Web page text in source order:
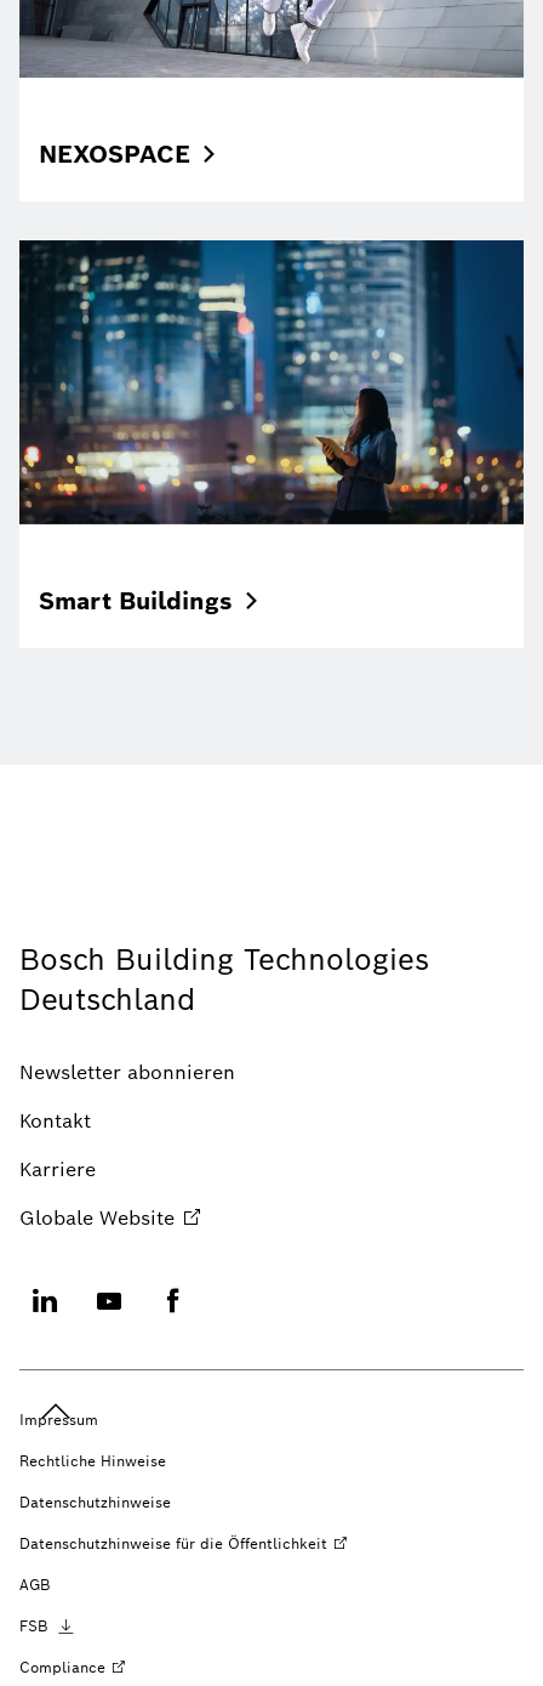
NEXOSPACE
Smart Buildings
Bosch Building Technologies
Deutschland
Newsletter abonnieren
Kontakt
Karriere
Globale Website
Impressum
Rechtliche Hinweise
Datenschutzhinweise
Datenschutzhinweise für die Öffentlichkeit
AGB
FSB
Compliance